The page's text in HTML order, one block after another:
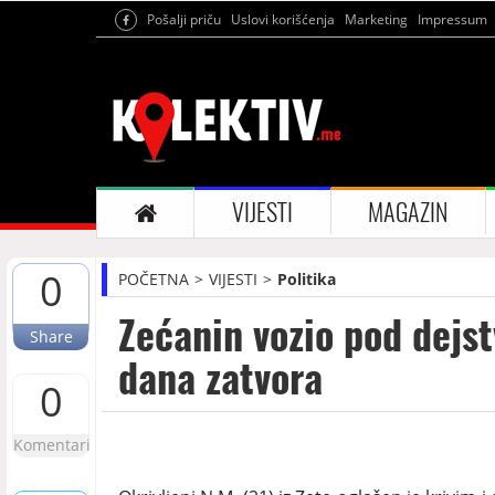
Pošalji priču Uslovi korišćenja Marketing Impressum
VIJESTI MAGAZIN
0
Share
0
Komentari
POČETNA VIJESTI Politika
Zećanin vozio pod
dana zatvora